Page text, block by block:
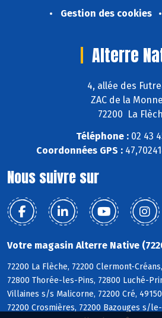
Gestion des cookies
Alterre
4, allée des
ZAC de la
72200 La
Téléphone :02 43
Coordonnées GPS :
Nous suivre sur
Votre magasin Alterre Native
72200 La Flèche, 72200 Clermont-
72800 Thorée-les-Pins, 72800 Luché-
Villaines s/s Malicorne, 72200 Cré,
72200 Crosmières, 72200 Bazouges s/